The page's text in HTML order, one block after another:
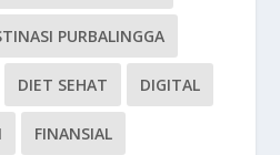
PURBALINGGA
DIET SEHAT DIGITAL
FINANSIAL